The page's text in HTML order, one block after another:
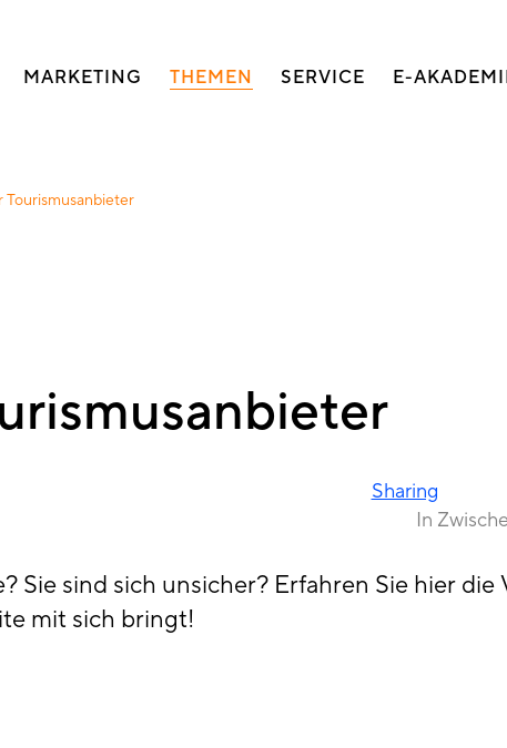
MARKETING THEMEN SERVICE E-
Tourismusanbieter
Sharing
In
Sie sind sich unsicher? Erfahren Sie hier die
mit sich bringt!